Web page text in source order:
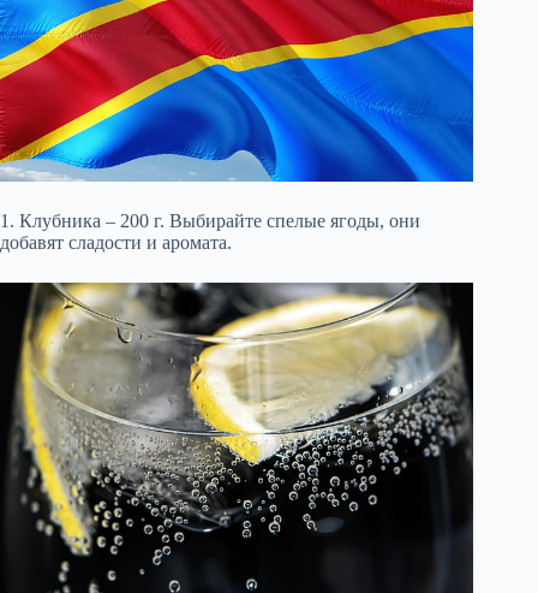
1. Клубника – 200 г. Выбирайте спелые ягоды, они
добавят сладости и аромата.